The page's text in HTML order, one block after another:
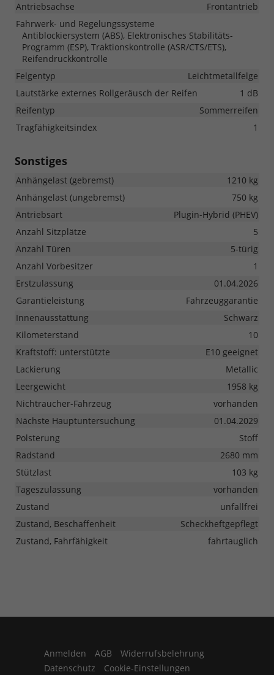
Antriebsachse
Frontantrieb
Fahrwerk- und Regelungssysteme
Antiblockiersystem (ABS), Elektronisches Stabilitäts-
Programm (ESP), Traktionskontrolle (ASR/CTS/ETS),
Reifendruckkontrolle
Felgentyp
Leichtmetallfelge
Lautstärke externes Rollgeräusch der Reifen
1 dB
Reifentyp
Sommerreifen
Tragfähigkeitsindex
1
Sonstiges
Anhängelast (gebremst)
1210 kg
Anhängelast (ungebremst)
750 kg
Antriebsart
Plugin-Hybrid (PHEV)
Anzahl Sitzplätze
5
Anzahl Türen
5-türig
Anzahl Vorbesitzer
1
Erstzulassung
01.04.2026
Garantieleistung
Fahrzeuggarantie
Innenausstattung
Schwarz
Kilometerstand
10
Kraftstoff: unterstützte
E10 geeignet
Lackierung
Metallic
Leergewicht
1958 kg
Nichtraucher-Fahrzeug
vorhanden
Nächste Hauptuntersuchung
01.04.2029
Polsterung
Stoff
Radstand
2680 mm
Stützlast
103 kg
Tageszulassung
vorhanden
Zustand
unfallfrei
Zustand, Beschaffenheit
Scheckheftgepflegt
Zustand, Fahrfähigkeit
fahrtauglich
Anmelden AGB
Widerrufsbelehrung
Datenschutz
Cookie-Einstellungen